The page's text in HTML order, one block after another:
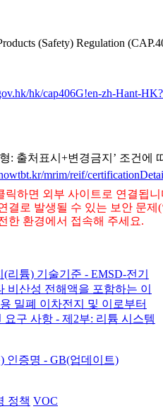
(Safety) Regulation
hk/cap406G!en-zh-Hant-
: 출처표시+변경금지’ 조건에
mrim/reif/
릭하면 외부 사이트로 연결됩니
결로 발생될 수 있는 보안 문
한 환경에서 접속해 주세요.
리튬) 기술기준 - EMSD-전기
비산성 전해액을 포함하는 이
밀폐 이차전지 및 이로부터
구 사항 - 제2부: 리튬 시스템
인증명 - GB(업데이트)
정책 VOC